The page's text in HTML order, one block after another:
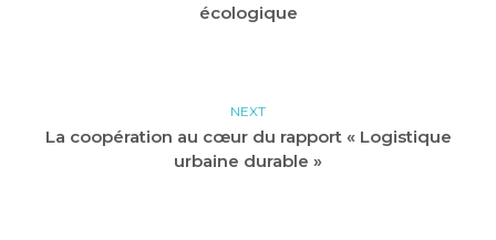
écologique
NEXT
La coopération au cœur du rapport « Logistique
urbaine durable »